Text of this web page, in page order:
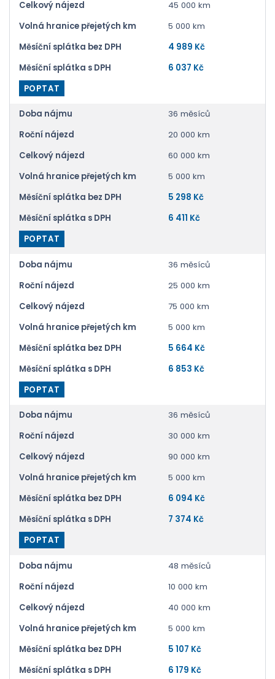
Celkový nájezd
45 000 km
Volná hranice přejetých km
5 000 km
Měsíční splátka bez DPH
4 989 Kč
Měsíční splátka s DPH
6 037 Kč
POPTAT
Doba nájmu
36 měsíců
Roční nájezd
20 000 km
Celkový nájezd
60 000 km
Volná hranice přejetých km
5 000 km
Měsíční splátka bez DPH
5 298 Kč
Měsíční splátka s DPH
6 411 Kč
POPTAT
Doba nájmu
36 měsíců
Roční nájezd
25 000 km
Celkový nájezd
75 000 km
Volná hranice přejetých km
5 000 km
Měsíční splátka bez DPH
5 664 Kč
Měsíční splátka s DPH
6 853 Kč
POPTAT
Doba nájmu
36 měsíců
Roční nájezd
30 000 km
Celkový nájezd
90 000 km
Volná hranice přejetých km
5 000 km
Měsíční splátka bez DPH
6 094 Kč
Měsíční splátka s DPH
7 374 Kč
POPTAT
Doba nájmu
48 měsíců
Roční nájezd
10 000 km
Celkový nájezd
40 000 km
Volná hranice přejetých km
5 000 km
Měsíční splátka bez DPH
5 107 Kč
Měsíční splátka s DPH
6 179 Kč